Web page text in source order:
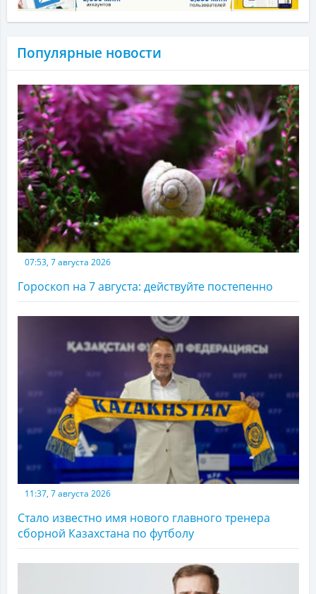
Популярные новости
07:53, 7 августа 2026
Гороскоп на 7 августа: действуйте постепенно
11:37, 7 августа 2026
Стало известно имя нового главного тренера
сборной Казахстана по футболу